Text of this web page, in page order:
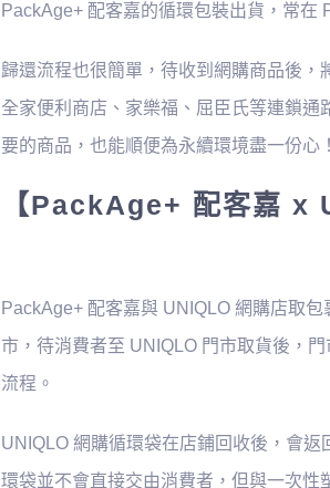
PackAge+ 配客嘉的循環包裝出貨，常在
歸還流程也很簡單，待收到網購商品後，
全家便利商店、家樂福、屈臣氏等連鎖
要的商品，也能順便為永續環境盡一份心！
【PackAge+ 配客嘉 x
PackAge+ 配客嘉與 UNIQLO 網購店取
市，待消費者至 UNIQLO 門市取貨後，
流程。
UNIQLO 網購循環袋在店鋪回收後，會
環袋並不會直接交由消費者，但與一次性